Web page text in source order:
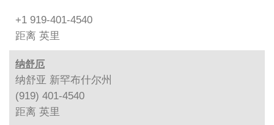
+1 919-401-4540
距离 英里
纳舒厄
纳舒亚 新罕布什尔州
(919) 401-4540
距离 英里